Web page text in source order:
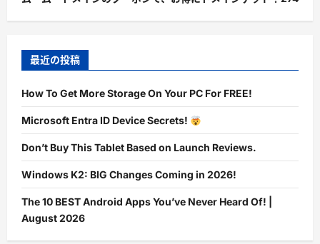
最近の投稿
How To Get More Storage On Your PC For FREE!
Microsoft Entra ID Device Secrets!
Don’t Buy This Tablet Based on Launch Reviews.
Windows K2: BIG Changes Coming in 2026!
The 10 BEST Android Apps You’ve Never Heard Of! |
August 2026